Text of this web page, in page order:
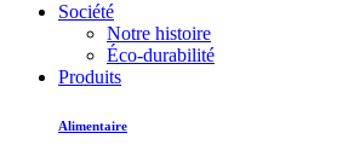
Société
Notre histoire
Éco-durabilité
Produits
Alimentaire